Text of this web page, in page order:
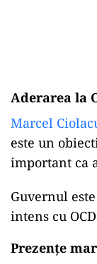
Aderarea la
Marcel
este un
important ca
Guvernul
intens cu
Prezențe